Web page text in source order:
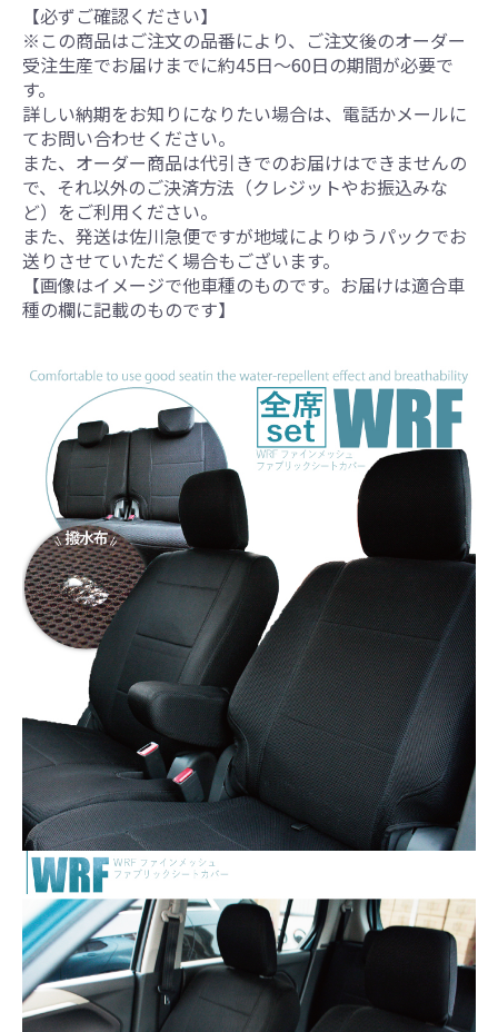
【必ずご確認ください】
※この商品はご注文の品番により、ご注文後のオーダー
受注生産でお届けまでに約45日～60日の期間が必要で
す。
詳しい納期をお知りになりたい場合は、電話かメールに
てお問い合わせください。
また、オーダー商品は代引きでのお届けはできませんの
で、それ以外のご決済方法（クレジットやお振込みな
ど）をご利用ください。
また、発送は佐川急便ですが地域によりゆうパックでお
送りさせていただく場合もございます。
【画像はイメージで他車種のものです。お届けは適合車
種の欄に記載のものです】